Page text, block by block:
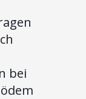
bei